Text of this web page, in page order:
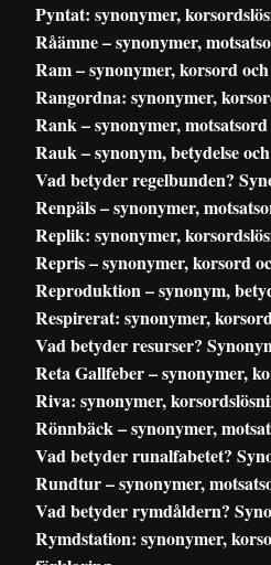
Pyntat: synonymer,
Råämne – synonymer,
Ram – synonymer, korsord
Rangordna: synonymer,
Rank – synonymer,
Rauk – synonym, betydelse
Vad betyder regelbunden?
Renpäls – synonymer,
Replik: synonymer,
Repris – synonymer, korsord
Reproduktion – synonym,
Respirerat: synonymer,
Vad betyder resurser?
Reta Gallfeber – synonymer,
Riva: synonymer,
Rönnbäck – synonymer,
Vad betyder runalfabetet?
Rundtur – synonymer,
Vad betyder rymdåldern?
Rymdstation: synonymer,